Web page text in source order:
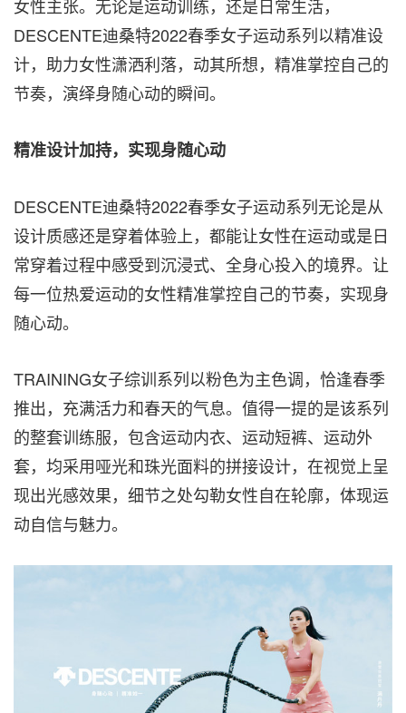
女性主张。无论是运动训练，还是日常生活，
DESCENTE迪桑特2022春季女子运动系列以精准设
计，助力女性潇洒利落，动其所想，精准掌控自己的
节奏，演绎身随心动的瞬间。
精准设计加持，实现身随心动
DESCENTE迪桑特2022春季女子运动系列无论是从
设计质感还是穿着体验上，都能让女性在运动或是日
常穿着过程中感受到沉浸式、全身心投入的境界。让
每一位热爱运动的女性精准掌控自己的节奏，实现身
随心动。
TRAINING女子综训系列以粉色为主色调，恰逢春季
推出，充满活力和春天的气息。值得一提的是该系列
的整套训练服，包含运动内衣、运动短裤、运动外
套，均采用哑光和珠光面料的拼接设计，在视觉上呈
现出光感效果，细节之处勾勒女性自在轮廓，体现运
动自信与魅力。